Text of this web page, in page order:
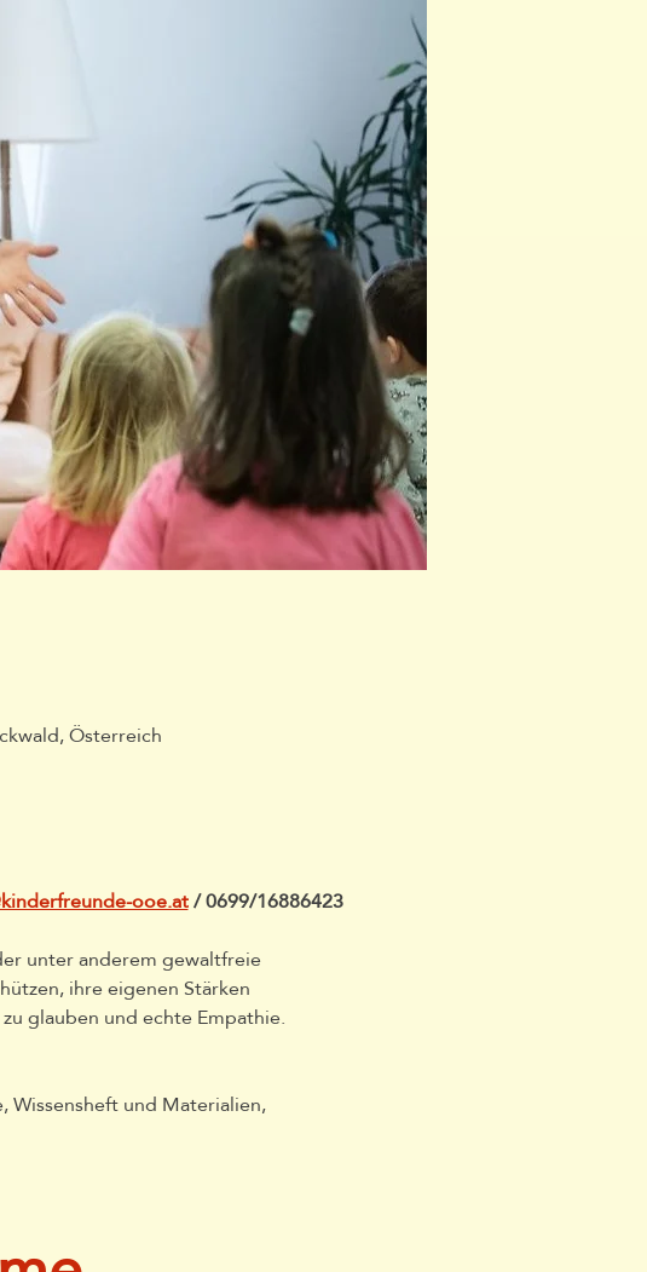
Österreich
ooe.at / 0699/16886423
unter anderem gewaltfreie
ihre eigenen Stärken
glauben und echte Empathie.
und Materialien,